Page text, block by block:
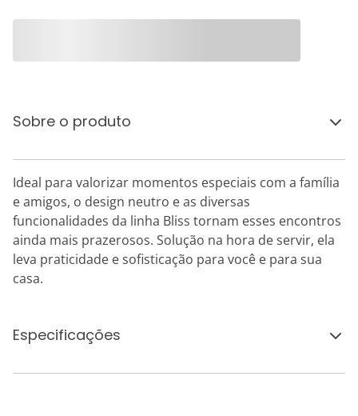
Sobre o produto
Ideal para valorizar momentos especiais com a família
e amigos, o design neutro e as diversas
funcionalidades da linha Bliss tornam esses encontros
ainda mais prazerosos. Solução na hora de servir, ela
leva praticidade e sofisticação para você e para sua
casa.
Especificações